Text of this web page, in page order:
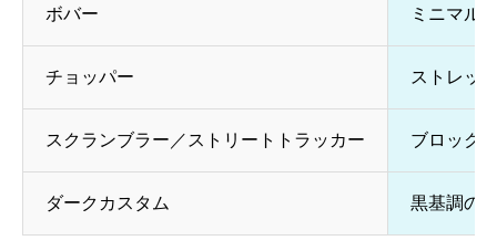
ボバー ミニマル
チョッパー ストレッ
スクランブラー／ストリートトラッカー ブロック
ダークカスタム 黒基調の